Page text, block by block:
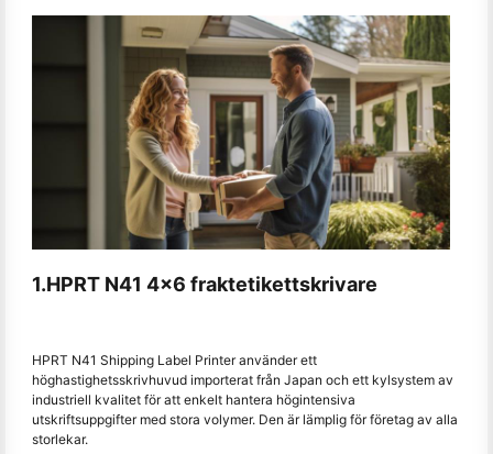
1.HPRT N41 4x6 fraktetikettskrivare
HPRT N41 Shipping Label Printer använder ett
höghastighetsskrivhuvud importerat från Japan och ett kylsystem av
industriell kvalitet för att enkelt hantera högintensiva
utskriftsuppgifter med stora volymer. Den är lämplig för företag av alla
storlekar.